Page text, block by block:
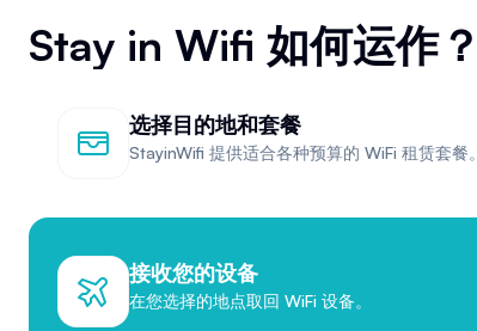
Stay in Wifi 如何运作？
选择目的地和套餐
StayinWifi 提供适合各种预算的 WiFi 租赁套餐。
接收您的设备
在您选择的地点取回 WiFi 设备。